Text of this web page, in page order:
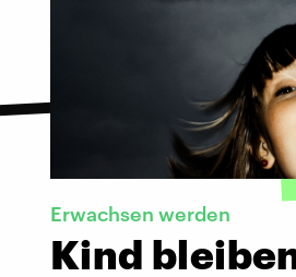
​Erwachsen werden
Kind